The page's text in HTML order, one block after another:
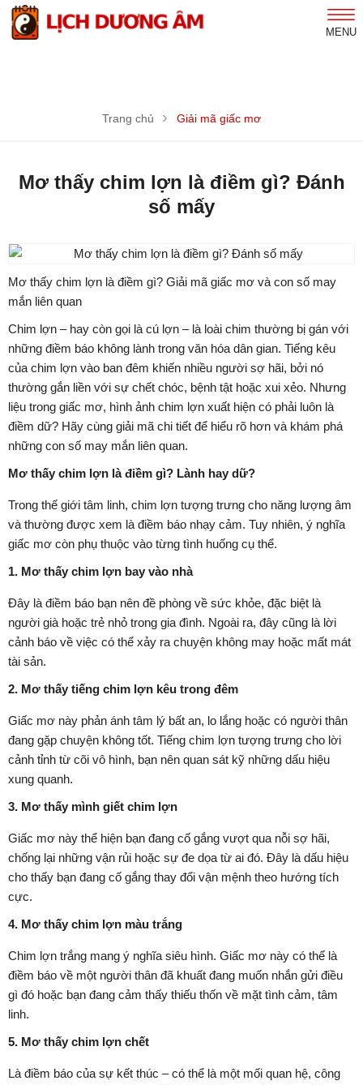
MENU
Trang chủ Giải mã giấc mơ
Mơ thấy chim lợn là điềm gì? Đánh
số mấy
Mơ thấy chim lợn là điềm gì? Giải mã giấc mơ và con số may
mắn liên quan
Chim lợn – hay còn gọi là cú lợn – là loài chim thường bị gán với
những điềm báo không lành trong văn hóa dân gian. Tiếng kêu
của chim lợn vào ban đêm khiến nhiều người sợ hãi, bởi nó
thường gắn liền với sự chết chóc, bệnh tật hoặc xui xẻo. Nhưng
liệu trong giấc mơ, hình ảnh chim lợn xuất hiện có phải luôn là
điềm dữ? Hãy cùng giải mã chi tiết để hiểu rõ hơn và khám phá
những con số may mắn liên quan.
Mơ thấy chim lợn là điềm gì? Lành hay dữ?
Trong thế giới tâm linh, chim lợn tượng trưng cho năng lượng âm
và thường được xem là điềm báo nhạy cảm. Tuy nhiên, ý nghĩa
giấc mơ còn phụ thuộc vào từng tình huống cụ thể.
1. Mơ thấy chim lợn bay vào nhà
Đây là điềm báo bạn nên đề phòng về sức khỏe, đặc biệt là
người già hoặc trẻ nhỏ trong gia đình. Ngoài ra, đây cũng là lời
cảnh báo về việc có thể xảy ra chuyện không may hoặc mất mát
tài sản.
2. Mơ thấy tiếng chim lợn kêu trong đêm
Giấc mơ này phản ánh tâm lý bất an, lo lắng hoặc có người thân
đang gặp chuyện không tốt. Tiếng chim lợn tượng trưng cho lời
cảnh tỉnh từ cõi vô hình, bạn nên quan sát kỹ những dấu hiệu
xung quanh.
3. Mơ thấy mình giết chim lợn
Giấc mơ này thể hiện bạn đang cố gắng vượt qua nỗi sợ hãi,
chống lại những vận rủi hoặc sự đe dọa từ ai đó. Đây là dấu hiệu
cho thấy bạn đang cố gắng thay đổi vận mệnh theo hướng tích
cực.
4. Mơ thấy chim lợn màu trắng
Chim lợn trắng mang ý nghĩa siêu hình. Giấc mơ này có thể là
điềm báo về một người thân đã khuất đang muốn nhắn gửi điều
gì đó hoặc bạn đang cảm thấy thiếu thốn về mặt tình cảm, tâm
linh.
5. Mơ thấy chim lợn chết
Là điềm báo của sự kết thúc – có thể là một mối quan hệ, công